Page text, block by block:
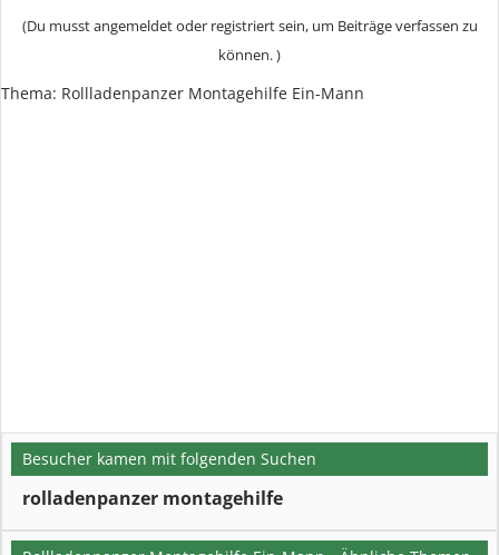
(Du musst angemeldet oder registriert sein, um Beiträge verfassen zu
können. )
Thema: Rollladenpanzer Montagehilfe Ein-Mann
Besucher kamen mit folgenden Suchen
rolladenpanzer montagehilfe